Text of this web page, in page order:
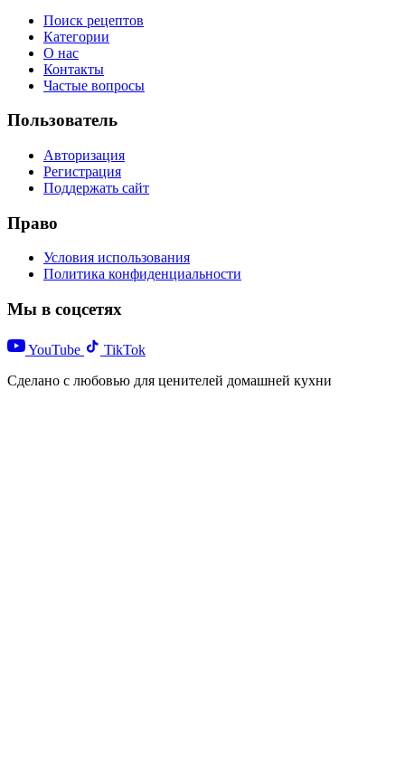
Поиск рецептов
Категории
О нас
Контакты
Частые вопросы
Пользователь
Авторизация
Регистрация
Поддержать сайт
Право
Условия использования
Политика конфиденциальности
Мы в соцсетях
YouTube
TikTok
Сделано с любовью для ценителей домашней кухни